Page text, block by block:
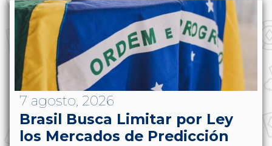
7 agosto, 2026
Brasil Busca Limitar por Ley
los Mercados de Predicción